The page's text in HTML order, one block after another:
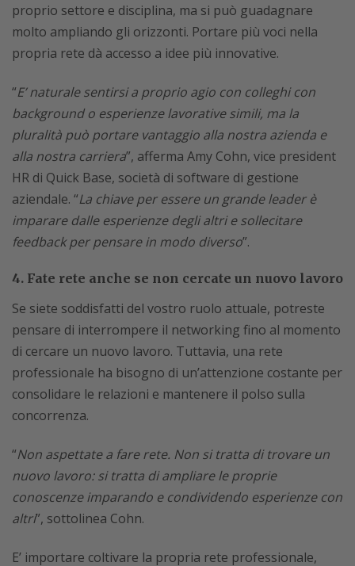
proprio settore e disciplina, ma si può guadagnare
molto ampliando gli orizzonti. Portare più voci nella
propria rete dà accesso a idee più innovative.
“E’ naturale sentirsi a proprio agio con colleghi con
background o esperienze lavorative simili, ma la
pluralità può portare vantaggio alla nostra azienda e
alla nostra carriera”, afferma Amy Cohn, vice president
HR di Quick Base, società di software di gestione
aziendale. “La chiave per essere un grande leader è
imparare dalle esperienze degli altri e sollecitare
feedback per pensare in modo diverso”.
4. Fate rete anche se non cercate un nuovo lavoro
Se siete soddisfatti del vostro ruolo attuale, potreste
pensare di interrompere il networking fino al momento
di cercare un nuovo lavoro. Tuttavia, una rete
professionale ha bisogno di un’attenzione costante per
consolidare le relazioni e mantenere il polso sulla
concorrenza.
“Non aspettate a fare rete. Non si tratta di trovare un
nuovo lavoro: si tratta di ampliare le proprie
conoscenze imparando e condividendo esperienze con
altri”, sottolinea Cohn.
E’ importare coltivare la propria rete professionale,